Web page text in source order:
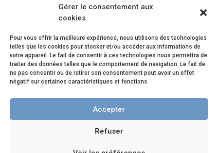
Gérer le consentement aux
cookies
Pour vous offrir la meilleure expérience, nous utilisons des technologies
telles que les cookies pour stocker et/ou accéder aux informations de
votre appareil. Le fait de consentir à ces technologies nous permettra de
traiter des données telles que le comportement de navigation. Le fait de
ne pas consentir ou de retirer son consentement peut avoir un effet
négatif sur certaines caractéristiques et fonctions.
Accepter
Refuser
Devenir bénévole
NOS ÉVÈNEMENTS
Family Pride Festival
Journée en Famille.s
Soirée en Famille.s
Site créé par Entreprendre Éthique